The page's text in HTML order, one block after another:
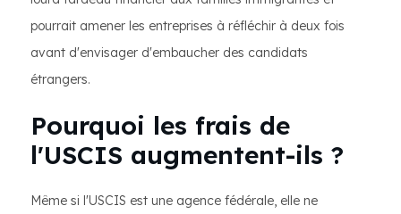
pourrait amener les entreprises à réfléchir à deux fois
avant d'envisager d'embaucher des candidats
étrangers.
Pourquoi les frais de
l'USCIS augmentent-ils ?
Même si l'USCIS est une agence fédérale, elle ne